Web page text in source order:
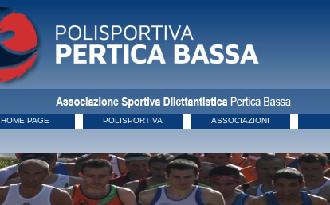
HOME PAGE POLISPORTIVA ASSOCIAZIONI